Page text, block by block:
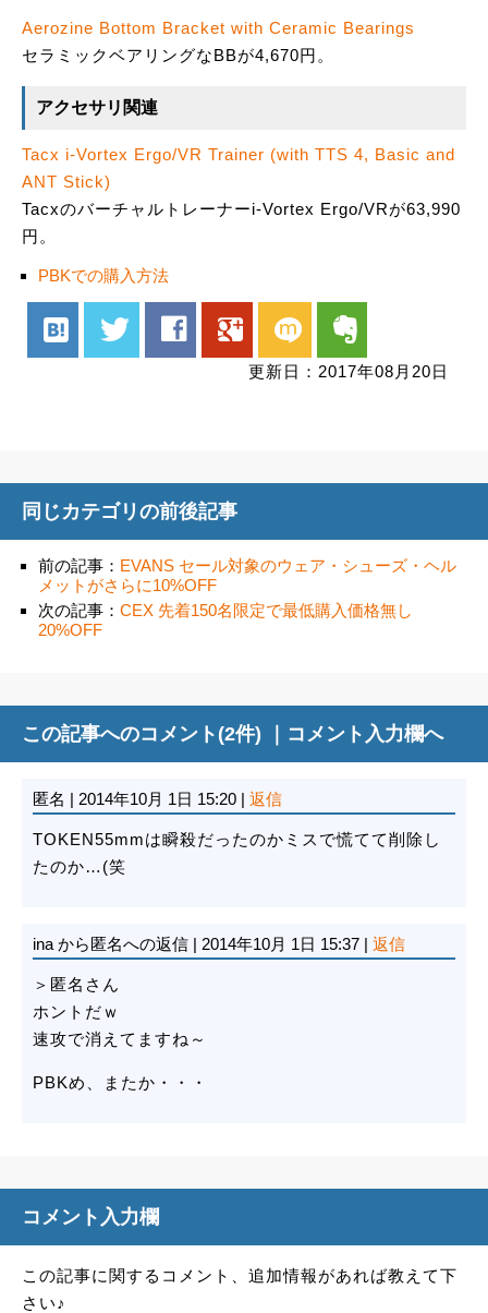
Aerozine Bottom Bracket with Ceramic Bearings
セラミックベアリングなBBが4,670円。
アクセサリ関連
Tacx i-Vortex Ergo/VR Trainer (with TTS 4, Basic and
ANT Stick)
Tacxのバーチャルトレーナーi-Vortex Ergo/VRが63,990
円。
PBKでの購入方法
hatenabookmark twitter facebook google mixi evernote
更新日：2017年08月20日
同じカテゴリの前後記事
前の記事： EVANS セール対象のウェア・シューズ・ヘル
メットがさらに10%OFF
次の記事： CEX 先着150名限定で最低購入価格無し
20%OFF
この記事へのコメント(2件) ｜ コメント入力欄へ
匿名 | 2014年10月 1日 15:20 | 返信
TOKEN55mmは瞬殺だったのかミスで慌てて削除し
たのか…(笑
ina から匿名への返信 | 2014年10月 1日 15:37 | 返信
＞匿名さん
ホントだｗ
速攻で消えてますね～
PBKめ、またか・・・
コメント入力欄
この記事に関するコメント、追加情報があれば教えて下
さい♪